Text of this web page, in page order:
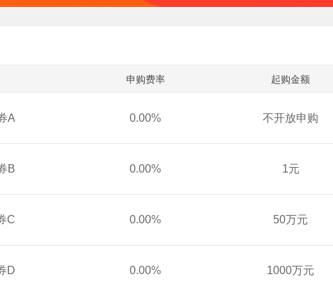
申购费率 起购金额
A 0.00% 不开放申购
B 0.00% 1元
C 0.00% 50万元
D 0.00% 1000万元